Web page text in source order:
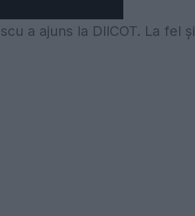
a ajuns la DIICOT. La fel și